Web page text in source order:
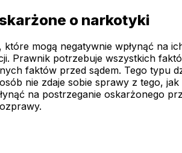
o narkotyki
mogą negatywnie wpłynąć na
Prawnik potrzebuje wszystkich
faktów przed sądem. Tego typu
nie zdaje sobie sprawy z tego,
na postrzeganie oskarżonego